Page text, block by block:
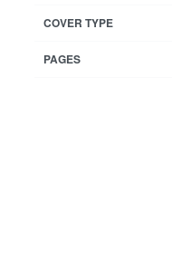
COVER TYPE
PAGES